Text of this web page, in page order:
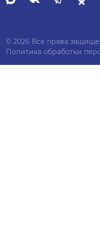
© 2026 Все права
Политика обработки